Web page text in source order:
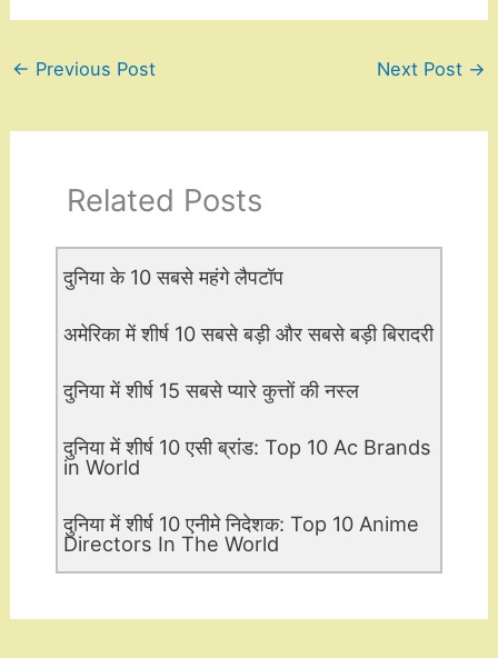
← Previous Post Next Post →
Related Posts
दुनिया के 10 सबसे महंगे लैपटॉप
अमेरिका में शीर्ष 10 सबसे बड़ी और सबसे बड़ी बिरादरी
दुनिया में शीर्ष 15 सबसे प्यारे कुत्तों की नस्ल
दुनिया में शीर्ष 10 एसी ब्रांड: Top 10 Ac Brands
in World
दुनिया में शीर्ष 10 एनीमे निदेशक: Top 10 Anime
Directors In The World